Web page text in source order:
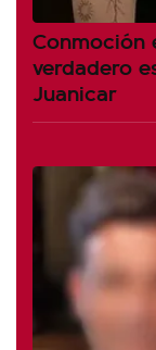
Conmoción
verdadero
Juanicar